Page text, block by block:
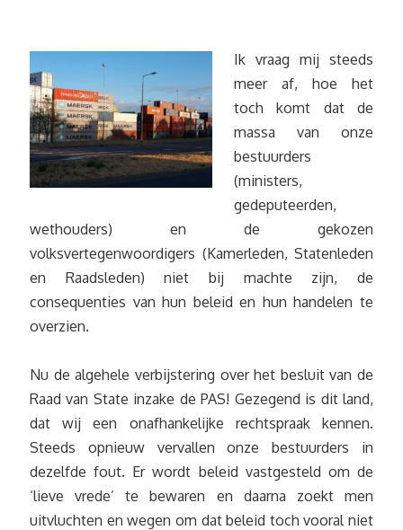
Ik vraag mij steeds
meer af, hoe het
toch komt dat de
massa van onze
bestuurders
(ministers,
gedeputeerden,
wethouders) en de gekozen
volksvertegenwoordigers (Kamerleden, Statenleden
en Raadsleden) niet bij machte zijn, de
consequenties van hun beleid en hun handelen te
overzien.
Nu de algehele verbijstering over het besluit van de
Raad van State inzake de PAS! Gezegend is dit land,
dat wij een onafhankelijke rechtspraak kennen.
Steeds opnieuw vervallen onze bestuurders in
dezelfde fout. Er wordt beleid vastgesteld om de
‘lieve vrede’ te bewaren en daarna zoekt men
uitvluchten en wegen om dat beleid toch vooral niet